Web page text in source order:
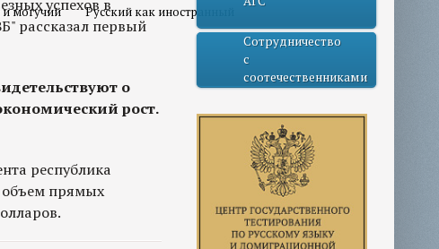
могучий Русский как иностранный
успехов в
рассказал первый
о
рост.
республика
объем прямых
Сотрудничество
с
соотечественниками